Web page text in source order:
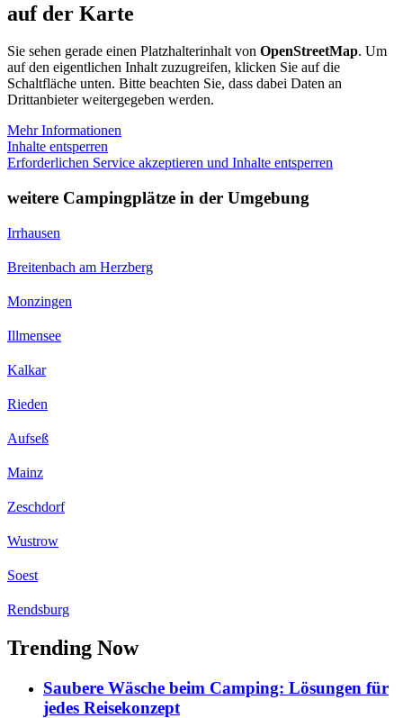
auf der Karte
Sie sehen gerade einen Platzhalterinhalt von OpenStreetMap. Um
auf den eigentlichen Inhalt zuzugreifen, klicken Sie auf die
Schaltfläche unten. Bitte beachten Sie, dass dabei Daten an
Drittanbieter weitergegeben werden.
Mehr Informationen
Inhalte entsperren
Erforderlichen Service akzeptieren und Inhalte entsperren
weitere Campingplätze in der Umgebung
Irrhausen
Breitenbach am Herzberg
Monzingen
Illmensee
Kalkar
Rieden
Aufseß
Mainz
Zeschdorf
Wustrow
Soest
Rendsburg
Trending Now
Saubere Wäsche beim Camping: Lösungen für
jedes Reisekonzept